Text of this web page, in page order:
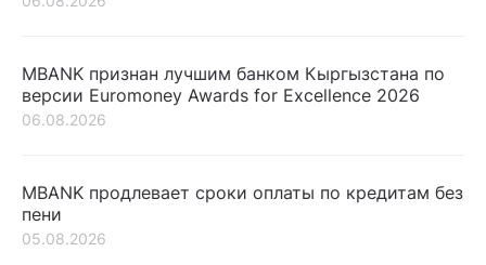
MBANK признан лучшим банком Кыргызстана по
версии Euromoney Awards for Excellence 2026
06.08.2026
MBANK продлевает сроки оплаты по кредитам без
пени
05.08.2026